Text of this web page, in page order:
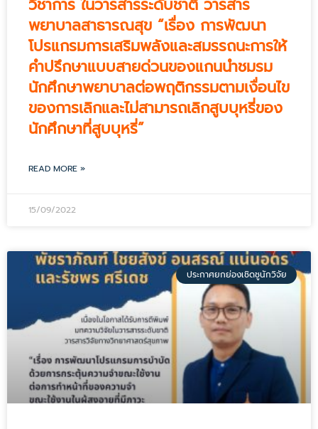
วิชาการ ในวารสารระดับชาติ วารสาร
พยาบาลสาธารณสุข “เรื่อง การพัฒนา
โปรแกรมการเสริมพลังและสมรรถนะการให้
คำปรึกษาแบบสายด่วนของแกนนำชมรม
นักศึกษาพยาบาลต่อพฤติกรรมตามเงื่อนไข
ของการเลิกและไม่สามารถเลิกสูบบุหรี่ของ
นักศึกษาที่สูบบุหรี่”
READ MORE »
15/09/2022
ประกาศยกย่องเชิดชูนักวิจัย